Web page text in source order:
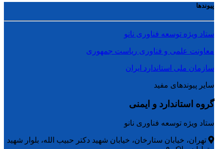
پیوندها
ستاد ویژه توسعه فناوری نانو
معاونت علمی و فناوری ریاست جمهوری
سازمان ملی استاندارد ایران
سایر پیوندهای مفید
گروه استاندارد و ایمنی
ستاد ویژه توسعه فناوری نانو
تهران، خیابان ستارخان، خیابان شهید دکتر حبیب الله، بلوار شهید